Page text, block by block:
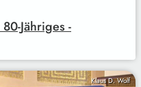
Jähriges -
Klaus D. Wolf